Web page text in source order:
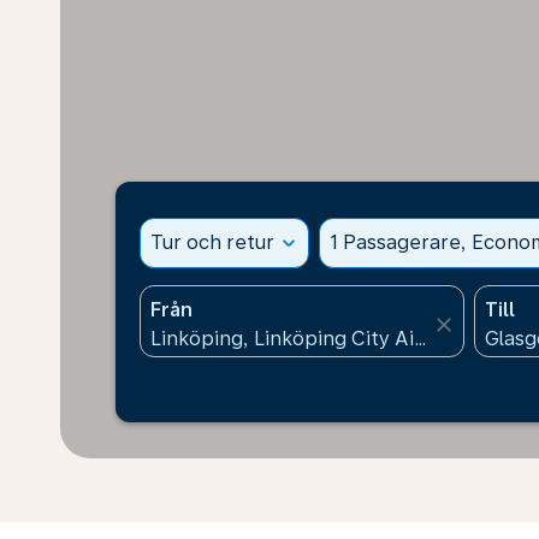
Tur och retur expand_more 1 Passagerare,
Från
close
Till